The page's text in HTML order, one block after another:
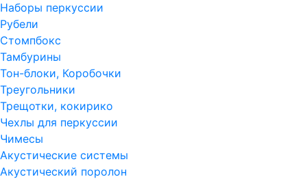
Наборы перкуссии
Рубели
Стомпбокс
Тамбурины
Тон-блоки, Коробочки
Треугольники
Трещотки, кокирико
Чехлы для перкуссии
Чимесы
Акустические системы
Акустический поролон